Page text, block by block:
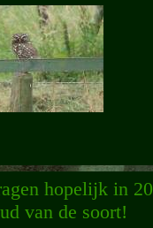
hopelijk in
van de soort!